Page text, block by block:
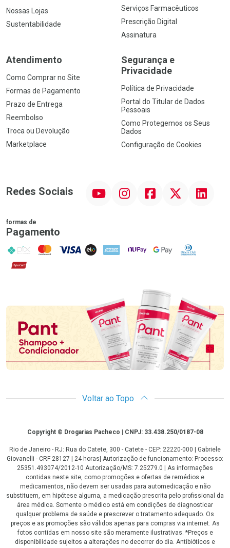
Nossas Lojas
Sustentabilidade
Serviços Farmacêuticos
Prescrição Digital
Assinatura
Atendimento
Como Comprar no Site
Formas de Pagamento
Prazo de Entrega
Reembolso
Troca ou Devolução
Marketplace
Segurança e
Privacidade
Política de Privacidade
Portal do Titular de Dados
Pessoais
Como Protegemos os Seus
Dados
Configuração de Cookies
Redes Sociais InstagramFacebook Linkedin
formas de
Pagamento
PIX MasterCard
VISA ELO AMEX NuPay Google PayDiners Club
Hipercard
Promoção em Destaque
Voltar ao Topo
CopyrightCopyright © Drogarias Pacheco | CNPJ: 33.438.250/0187-08
Rio de Janeiro - RJ: Rua do Catete, 300 - Catete - CEP: 22220-000 | Gabriele
Giovanelli - CRF 28127 | 24 horas| Autorização de funcionamento: Processo:
25351.493074/2012-10 Autorização/MS: 7.25279.0 | As informações
contidas neste site, como promoções e ofertas de remédios e
medicamentos, não devem ser usadas para automedicação e não
substituem, em hipótese alguma, a medicação prescrita pelo profissional da
área médica. Somente o médico está em condições de diagnosticar
qualquer problema de saúde e prescrever o tratamento adequado. Os
preços e as promoções são válidos apenas para compras via internet. As
fotos contidas em nosso site são meramente ilustrativas. *Preços e
disponibilidade sujeitos a alterações no decorrer do dia. Antibióticos e